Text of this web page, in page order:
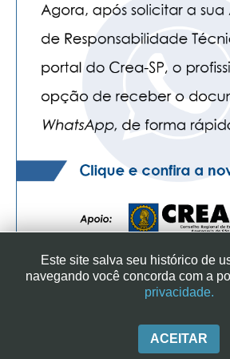
SINDICATO DOS ENGENHEIROS NO
|+ 55 (11) 3113-2600
Este site salva seu histórico de
navegando você concorda com a
privacidade.
ACEITAR